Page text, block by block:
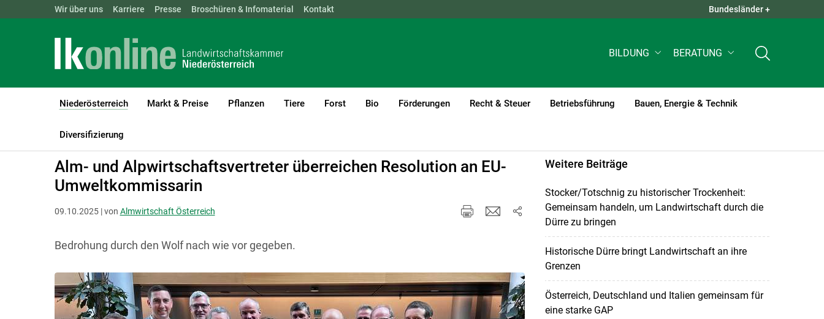
Landwirtschaftskammern: ÖSTERREICH BGLD KTN NÖ OÖ SBG QUICK LINKS +
Wir über uns Karriere Presse Broschüren & Infomaterial Kontakt Bundesländer +
BILDUNG BERATUNG
Niederösterreich
(current)1
Markt & Preise Pflanzen Tiere Forst Bio Förderungen Recht & Steuer Betriebsführung Bauen, Energie & Technik
Diversifizierung
LK Niederösterreich
Alm- und Alpwirtschaftsvertreter überreichen Resolution an EU-
Umweltkommissarin
09.10.2025 | von Almwirtschaft Österreich
Bedrohung durch den Wolf nach wie vor gegeben.
Weitere Beiträge
Stocker/Totschnig zu historischer Trockenheit:
Gemeinsam handeln, um Landwirtschaft durch die
Dürre zu bringen
Historische Dürre bringt Landwirtschaft an ihre
Grenzen
Österreich, Deutschland und Italien gemeinsam für
eine starke GAP